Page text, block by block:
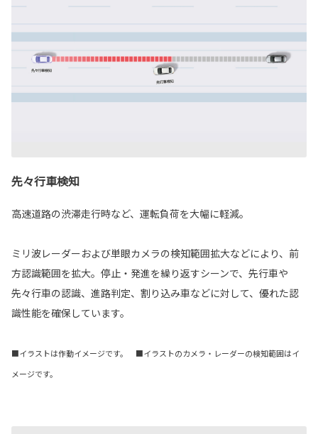
先々行車検知
高速道路の渋滞走行時など、運転負荷を大幅に軽減。
ミリ波レーダーおよび単眼カメラの検知範囲拡大などにより、前
方認識範囲を拡大。停止・発進を繰り返すシーンで、先行車や
先々行車の認識、進路判定、割り込み車などに対して、優れた認
識性能を確保しています。
■イラストは作動イメージです。 ■イラストのカメラ・レーダーの検知範囲はイ
メージです。